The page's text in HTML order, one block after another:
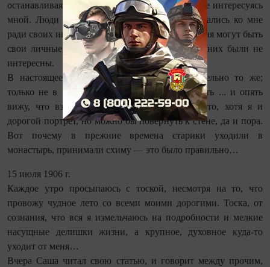
останавливаясь как прежде, люди проходили, не интересуясь
мной. Люди более близкие в разговоре обращались ко мне
ради своих интересов, не предполагая, что у меня могут быть
свои личные, а если они могли быть, то для них были не
интересны.
В настоящее время я переживаю приблизительно то же;
только не в зрелый возраст вхожу, а в старость ... и опять
вижу, что взоры скользят, опять чувствую, что, хотя я и
дорогой портрет, но можно бы повернуть к стене, да и пора.
Вот почему в прежние времена старики уходили в
монастырь, принимали схиму — это было правильно…
15 июля 1906 г.
Каждое утро просыпаюсь с тоской, несмотря на то, что
провожу чудное лето со всеми моими дорогими. Тоска, от
сознания, что вся я измельчаюсь на подробности и мелкие
насущные делишки жизни, а крупное, духовное куда-то
уходит от меня…
Вчера Саша читал свою статью, и говорит между прочим,